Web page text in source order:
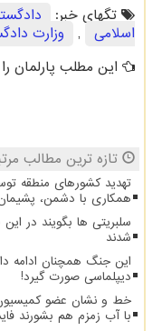
تگهای خبر:
اسلامی
,
وزارت
این مطلب پارلمان
تازه ترین مطالب
تهدید کشورهای منطقه
همکاری با دشمن،
شدند
این جنگ همچنان ادامه
دیپلماسی صورت گیرد!
خط و نشان عضو کمیسیون
با آب زمزم هم بشورند